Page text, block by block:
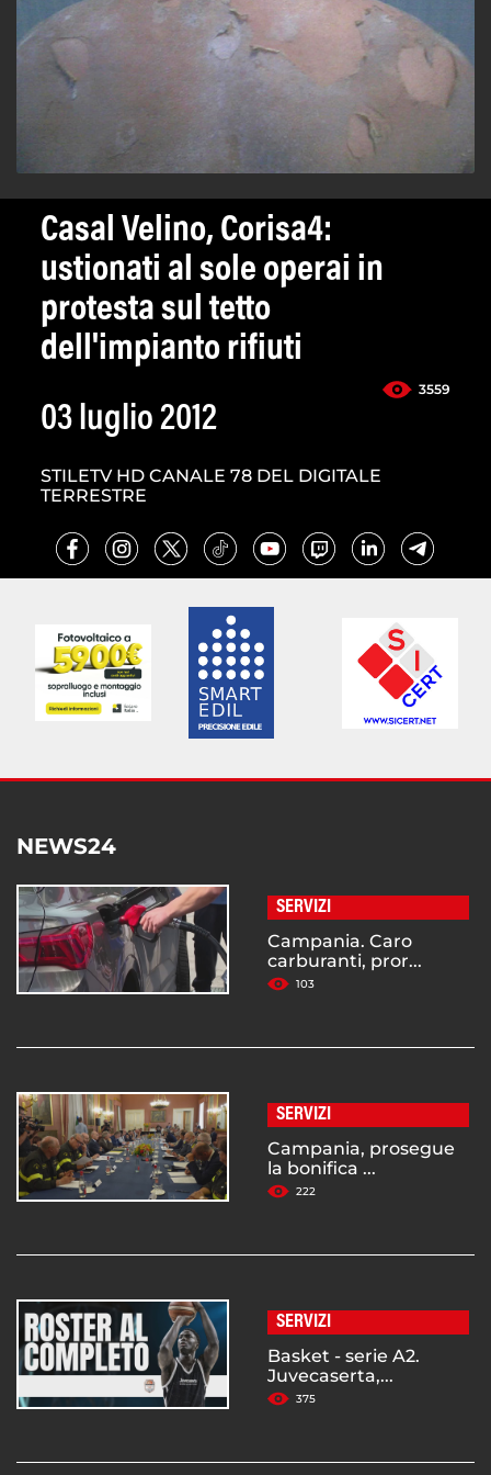
Casal Velino, Corisa4:
ustionati al sole operai in
protesta sul tetto
dell'impianto rifiuti
3559
03 luglio 2012
STILETV HD CANALE 78 DEL DIGITALE
TERRESTRE
NEWS24
SERVIZI
Campania. Caro
carburanti, pror...
103
SERVIZI
Campania, prosegue
la bonifica ...
222
SERVIZI
Basket - serie A2.
Juvecaserta,...
375